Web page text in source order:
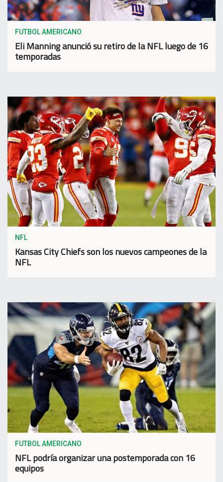
FUTBOL AMERICANO
Eli Manning anunció su retiro de la NFL luego de 16
temporadas
NFL
Kansas City Chiefs son los nuevos campeones de la
NFL
FUTBOL AMERICANO
NFL podría organizar una postemporada con 16
equipos